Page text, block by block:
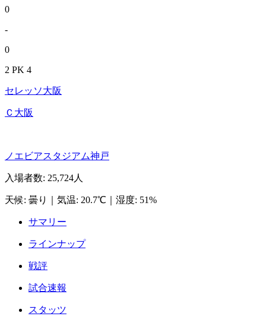
0
-
0
2 PK 4
セレッソ大阪
Ｃ大阪
ノエビアスタジアム神戸
入場者数: 25,724人
天候: 曇り 気温: 20.7℃ 湿度: 51%
サマリー
ラインナップ
戦評
試合速報
スタッツ